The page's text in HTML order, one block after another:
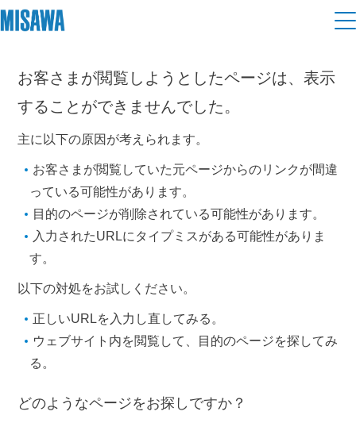
住まい
建てる [注文住宅]
商品ラインアップ
デザイン
テクノロジー（住まいの性能）
デザイナーズギャラリー
インテリア
土地活用
個人のお客さま
賃貸住宅
賃貸併用住宅
店舗・各種施設
土地活用モデルルーム見学
土地活用実例
法人のお客さま
リフォーム
戸建て・マンション
リフォームの流れ
リフォームメニュー
まちづくり
複合開発事業（ASMACI-アスマチ-）
再開発・官民連携事業
分譲マンション開発事業
オーナーサポート
サポートメニュー
企業・IR情報
カタログ請求
お客さまが閲覧しようとしたページは、表示
することができませんでした。
主に以下の原因が考えられます。
お客さまが閲覧していた元ページからのリンクが間違
っている可能性があります。
目的のページが削除されている可能性があります。
入力されたURLにタイプミスがある可能性がありま
す。
以下の対処をお試しください。
正しいURLを入力し直してみる。
ウェブサイト内を閲覧して、目的のページを探してみ
る。
どのようなページをお探しですか？